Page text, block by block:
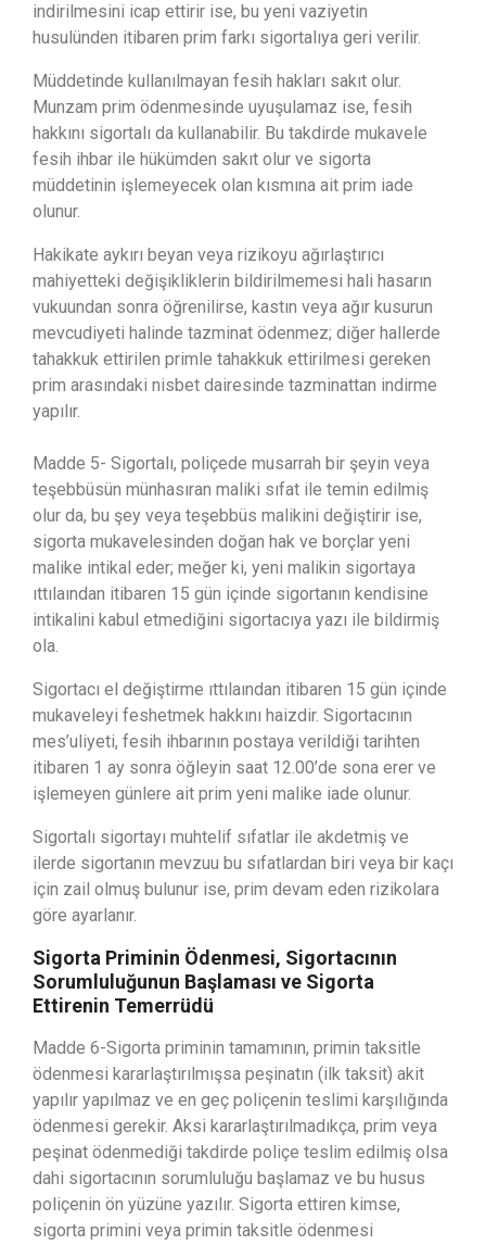
indirilmesini icap ettirir ise, bu yeni vaziyetin
husulünden itibaren prim farkı sigortalıya geri verilir.
Müddetinde kullanılmayan fesih hakları sakıt olur.
Munzam prim ödenmesinde uyuşulamaz ise, fesih
hakkını sigortalı da kullanabilir. Bu takdirde mukavele
fesih ihbar ile hükümden sakıt olur ve sigorta
müddetinin işlemeyecek olan kısmına ait prim iade
olunur.
Hakikate aykırı beyan veya rizikoyu ağırlaştırıcı
mahiyetteki değişikliklerin bildirilmemesi hali hasarın
vukuundan sonra öğrenilirse, kastın veya ağır kusurun
mevcudiyeti halinde tazminat ödenmez; diğer hallerde
tahakkuk ettirilen primle tahakkuk ettirilmesi gereken
prim arasındaki nisbet dairesinde tazminattan indirme
yapılır.
Madde 5- Sigortalı, poliçede musarrah bir şeyin veya
teşebbüsün münhasıran maliki sıfat ile temin edilmiş
olur da, bu şey veya teşebbüs malikini değiştirir ise,
sigorta mukavelesinden doğan hak ve borçlar yeni
malike intikal eder; meğer ki, yeni malikin sigortaya
ıttılaından itibaren 15 gün içinde sigortanın kendisine
intikalini kabul etmediğini sigortacıya yazı ile bildirmiş
ola.
Sigortacı el değiştirme ıttılaından itibaren 15 gün içinde
mukaveleyi feshetmek hakkını haizdir. Sigortacının
mes’uliyeti, fesih ihbarının postaya verildiği tarihten
itibaren 1 ay sonra öğleyin saat 12.00’de sona erer ve
işlemeyen günlere ait prim yeni malike iade olunur.
Sigortalı sigortayı muhtelif sıfatlar ile akdetmiş ve
ilerde sigortanın mevzuu bu sıfatlardan biri veya bir kaçı
için zail olmuş bulunur ise, prim devam eden rizikolara
göre ayarlanır.
Sigorta Priminin Ödenmesi, Sigortacının
Sorumluluğunun Başlaması ve Sigorta
Ettirenin Temerrüdü
Madde 6-Sigorta priminin tamamının, primin taksitle
ödenmesi kararlaştırılmışsa peşinatın (ilk taksit) akit
yapılır yapılmaz ve en geç poliçenin teslimi karşılığında
ödenmesi gerekir. Aksi kararlaştırılmadıkça, prim veya
peşinat ödenmediği takdirde poliçe teslim edilmiş olsa
dahi sigortacının sorumluluğu başlamaz ve bu husus
poliçenin ön yüzüne yazılır. Sigorta ettiren kimse,
sigorta primini veya primin taksitle ödenmesi